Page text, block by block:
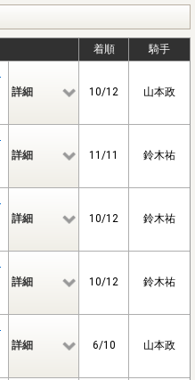
着順 騎手
詳細 10/12 山本政
詳細 11/11 鈴木祐
詳細 10/12 鈴木祐
詳細 10/12 鈴木祐
詳細 6/10 山本政